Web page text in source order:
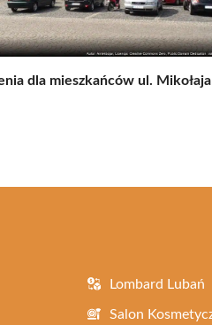
dla mieszkańców ul.
Lombard Lubań
Salon